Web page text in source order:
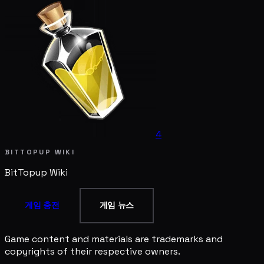
4
BITTOPUP WIKI
BitTopup Wiki
게임 충전 게임 뉴스
Game content and materials are trademarks and
copyrights of their respective owners.